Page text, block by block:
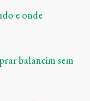
e onde
balancim sem